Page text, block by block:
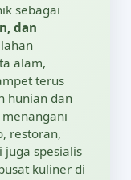
sebagai
dan
alam,
terus
hunian dan
restoran,
juga spesialis
kuliner di